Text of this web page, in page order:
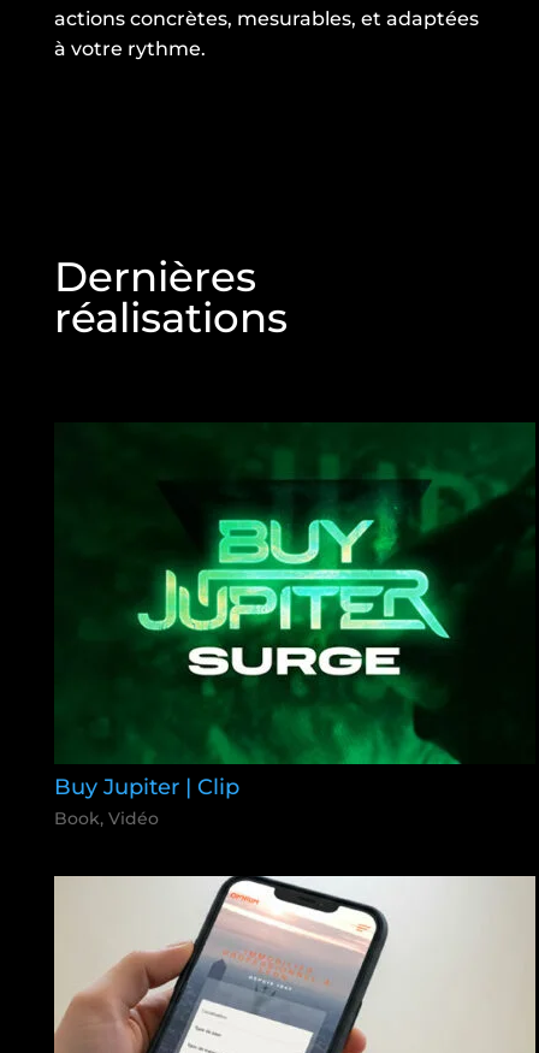
actions concrètes, mesurables, et adaptées
à votre rythme.
Dernières
réalisations
Buy Jupiter | Clip
Book, Vidéo